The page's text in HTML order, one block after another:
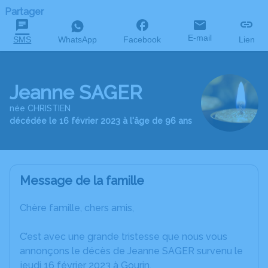
Partager
SMS WhatsApp Facebook E-mail Lien
Jeanne SAGER
née CHRISTIEN
décédée le 16 février 2023 à l'âge de 96 ans
Message de la famille
Chère famille, chers amis,
C’est avec une grande tristesse que nous vous
annonçons le décès de Jeanne SAGER survenu le
jeudi 16 février 2023 à Gourin.